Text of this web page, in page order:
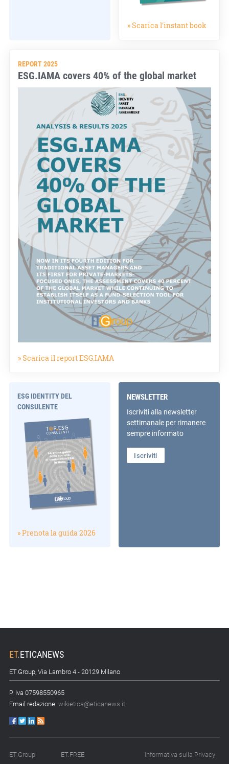
» Scarica l'instant book
REPORT 2025
ESG.IAMA covers 40% of the global market
» Scarica il report ESG.IAMA
ESG IDENTITY DEL
CONSULENTE
» Prenota la guida 2026
NEWSLETTER
Iscriviti alla newsletter
settimanale per rimanere
sempre informato
Iscriviti
ET.ETICANEWS
ET.Group, Via Lambro 4 - 20129 Milano
P. Iva 07598550965
Email redazione: wikietica@eticanews.it
ET.Group
ET.FREE
Informativa sulla Privacy